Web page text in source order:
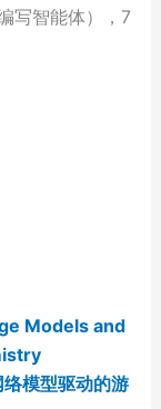
写智能体），7
Models and
模型驱动的游